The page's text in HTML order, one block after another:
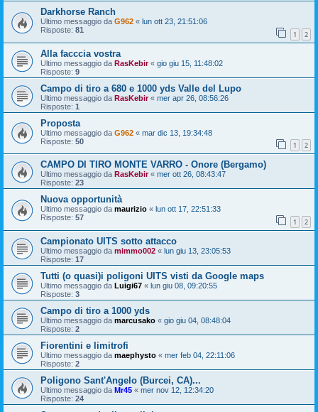
Darkhorse Ranch
Ultimo messaggio da G962 « lun ott 23, 21:51:06
Risposte: 81 1 2
Alla facccia vostra
Ultimo messaggio da RasKebir« gio giu 15, 11:48:02
Risposte: 9
Campo di tiro a 680 e 1000 yds Valle del Lupo
Ultimo messaggio da RasKebir« mer apr 26, 08:56:26
Risposte: 1
Proposta
Ultimo messaggio da G962 « mar dic 13, 19:34:48
Risposte: 50 1 2
CAMPO DI TIRO MONTE VARRO - Onore (Bergamo)
Ultimo messaggio da RasKebir« mer ott 26, 08:43:47
Risposte: 23
Nuova opportunità
Ultimo messaggio da maurizio « lun ott 17, 22:51:33
Risposte: 57 1 2
Campionato UITS sotto attacco
Ultimo messaggio da mimmo002 « lun giu 13, 23:05:53
Risposte: 17
Tutti (o quasi)i poligoni UITS visti da Google maps
Ultimo messaggio da Luigi67 « lun giu 08, 09:20:55
Risposte: 3
Campo di tiro a 1000 yds
Ultimo messaggio da marcusako « gio giu 04, 08:48:04
Risposte: 2
Fiorentini e limitrofi
Ultimo messaggio da maephysto « mer feb 04, 22:11:06
Risposte: 2
Poligono Sant'Angelo (Burcei, CA)...
Ultimo messaggio da Mr45 « mer nov 12, 12:34:20
Risposte: 24